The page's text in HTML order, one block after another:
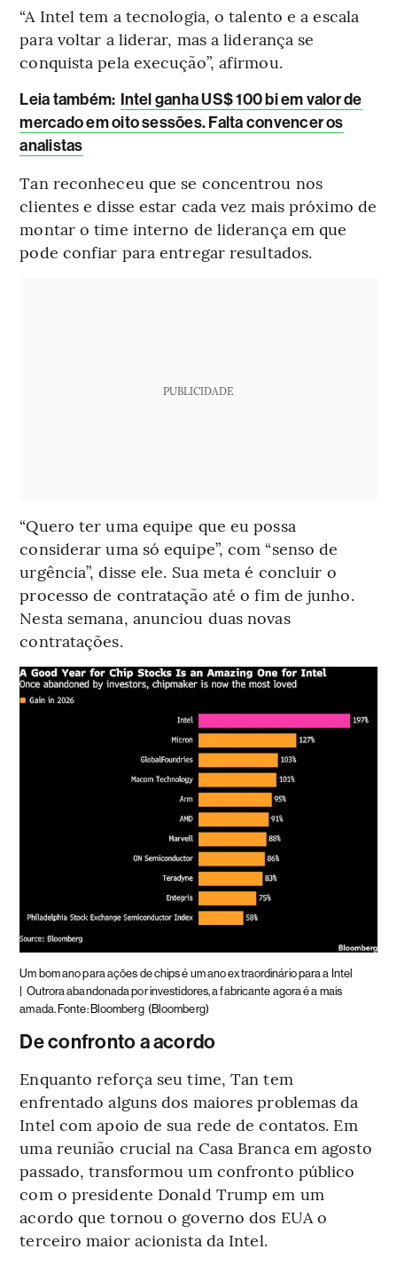
“A Intel tem a tecnologia, o talento e a escala
para voltar a liderar, mas a liderança se
conquista pela execução”, afirmou.
Leia também: Intel ganha US$ 100 bi em valor de
mercado em oito sessões. Falta convencer os
analistas
Tan reconheceu que se concentrou nos
clientes e disse estar cada vez mais próximo de
montar o time interno de liderança em que
pode confiar para entregar resultados.
PUBLICIDADE
“Quero ter uma equipe que eu possa
considerar uma só equipe”, com “senso de
urgência”, disse ele. Sua meta é concluir o
processo de contratação até o fim de junho.
Nesta semana, anunciou duas novas
contratações.
Um bom ano para ações de chips é um ano extraordinário para a Intel
Outrora abandonada por investidores, a fabricante agora é a mais
amada. Fonte: Bloomberg (Bloomberg)
De confronto a acordo
Enquanto reforça seu time, Tan tem
enfrentado alguns dos maiores problemas da
Intel com apoio de sua rede de contatos. Em
uma reunião crucial na Casa Branca em agosto
passado, transformou um confronto público
com o presidente Donald Trump em um
acordo que tornou o governo dos EUA o
terceiro maior acionista da Intel.